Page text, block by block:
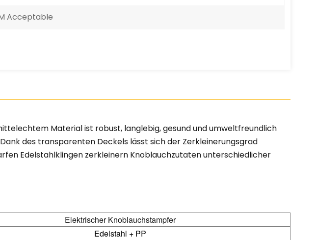
Acceptable
Material ist robust, langlebig, gesund und umweltfreundlich
des transparenten Deckels lässt sich der Zerkleinerungsgrad
Edelstahlklingen zerkleinern Knoblauchzutaten unterschiedlicher
Elektrischer Knoblauchstampfer
Edelstahl + PP